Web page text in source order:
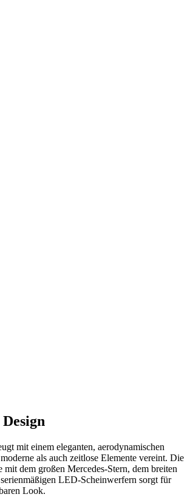
mit einem eleganten, aerodynamischen
als auch zeitlose Elemente vereint. Die
mit dem großen Mercedes-Stern, dem breiten
LED-Scheinwerfern sorgt für
Look.